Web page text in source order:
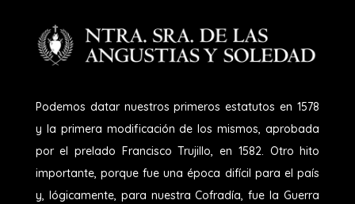
Podemos datar nuestros primeros estatutos en 1578
y la primera modificación de los mismos, aprobada
por el prelado Francisco Trujillo, en 1582. Otro hito
importante, porque fue una época difícil para el país
y, lógicamente, para nuestra Cofradía, fue la Guerra